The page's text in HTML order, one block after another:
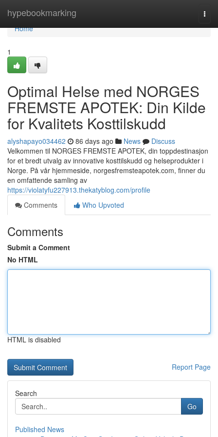
hypebookmarking
Home
Home
1
Optimal Helse med NORGES
FREMSTE APOTEK: Din Kilde
for Kvalitets Kosttilskudd
alyshapayo034462 86 days ago News
Discuss
Velkommen til NORGES FREMSTE APOTEK, din toppdestinasjon
for et bredt utvalg av innovative kosttilskudd og helseprodukter i
Norge. På vår hjemmeside, norgesfremsteapotek.com, finner du
en omfattende samling av
https://violatyfu227913.thekatyblog.com/profile
Comments
Who Upvoted
Comments
Submit a Comment
No HTML
HTML is disabled
Report Page
Search
Go
Published News